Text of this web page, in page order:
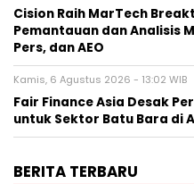
Cision Raih MarTech
Pemantauan dan Analisis
Pers, dan AEO
Kamis, 6 Agustus 2026 - 13:02 WIB
Fair Finance Asia Desak
untuk Sektor Batu Bara di
BERITA TERBARU